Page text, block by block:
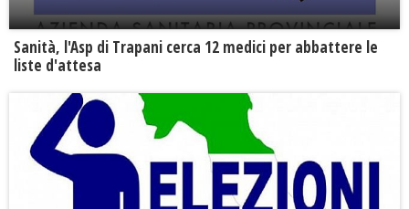
Sanità, l'Asp di Trapani cerca 12 medici per abbattere le
liste d'attesa